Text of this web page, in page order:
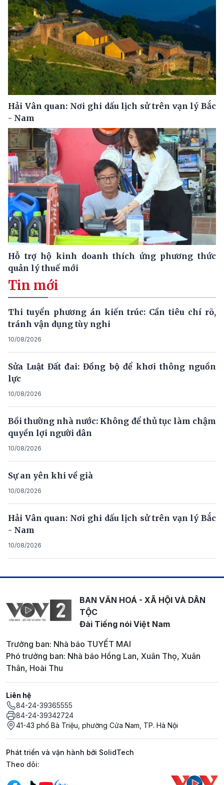
Hải Vân quan: Nơi ghi dấu lịch sử trên vạn lý Bắc
- Nam
Hỗ trợ hộ kinh doanh thích ứng phương thức
quản lý thuế mới
Tin mới
Thi tuyển phương án kiến trúc: Cần tiêu chí rõ,
tránh vận dụng tùy nghi
10/08/2026
Sửa Luật Đất đai: Đồng bộ để khơi thông nguồn
lực
10/08/2026
Bồi thường nhà nước: Không để thủ tục làm chậm
quyền lợi người dân
10/08/2026
Sự an yên khi về già
10/08/2026
Hải Vân quan: Nơi ghi dấu lịch sử trên vạn lý Bắc
- Nam
10/08/2026
BAN VĂN HOÁ - XÃ HỘI VÀ DÂN
TỘC
Đài Tiếng nói Việt Nam
Trưởng ban: Nhà báo TUYẾT MAI
Phó trưởng ban: Nhà báo Hồng Lan, Xuân Thọ, Xuân
Thân, Hoài Thu
Liên hệ
84-24-39365555
84-24-39342724
41-43 phố Bà Triệu, phường Cửa Nam, TP. Hà Nội
Phát triển và vận hành bởi SolidTech
Mạng xã hội
Theo dõi: